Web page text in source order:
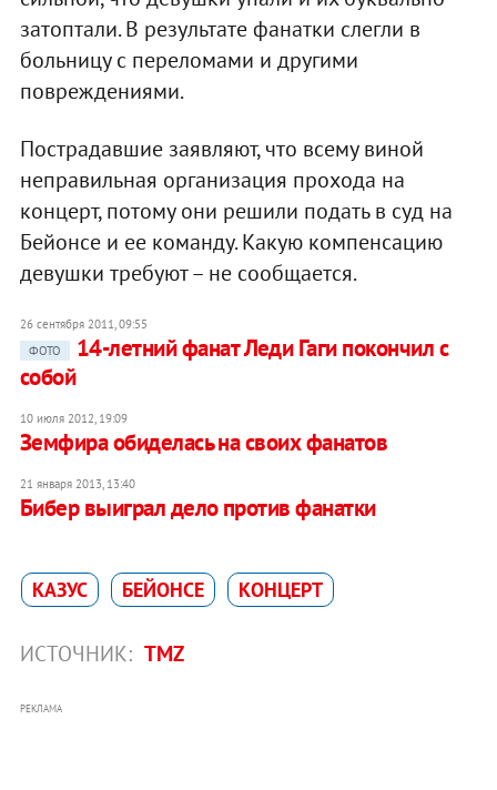
затоптали. В результате фанатки слегли в
больницу с переломами и другими
повреждениями.
Пострадавшие заявляют, что всему виной
неправильная организация прохода на
концерт, потому они решили подать в суд на
Бейонсе и ее команду. Какую компенсацию
девушки требуют – не сообщается.
26 сентября 2011, 09:55
ФОТО
14-летний фанат Леди Гаги покончил с
собой
10 июля 2012, 19:09
Земфира обиделась на своих фанатов
21 января 2013, 13:40
Бибер выиграл дело против фанатки
КАЗУС БЕЙОНСЕ КОНЦЕРТ
ИСТОЧНИК: TMZ
РЕКЛАМА